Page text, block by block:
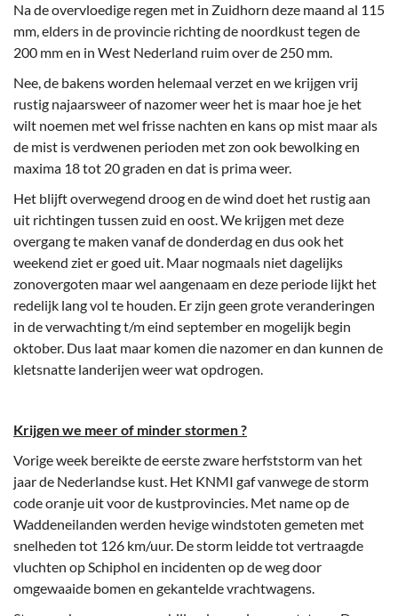
Na de overvloedige regen met in Zuidhorn deze maand al 115
mm, elders in de provincie richting de noordkust tegen de
200 mm en in West Nederland ruim over de 250 mm.
Nee, de bakens worden helemaal verzet en we krijgen vrij
rustig najaarsweer of nazomer weer het is maar hoe je het
wilt noemen met wel frisse nachten en kans op mist maar als
de mist is verdwenen perioden met zon ook bewolking en
maxima 18 tot 20 graden en dat is prima weer.
Het blijft overwegend droog en de wind doet het rustig aan
uit richtingen tussen zuid en oost. We krijgen met deze
overgang te maken vanaf de donderdag en dus ook het
weekend ziet er goed uit. Maar nogmaals niet dagelijks
zonovergoten maar wel aangenaam en deze periode lijkt het
redelijk lang vol te houden. Er zijn geen grote veranderingen
in de verwachting t/m eind september en mogelijk begin
oktober. Dus laat maar komen die nazomer en dan kunnen de
kletsnatte landerijen weer wat opdrogen.
Krijgen we meer of minder stormen ?
Vorige week bereikte de eerste zware herfststorm van het
jaar de Nederlandse kust. Het KNMI gaf vanwege de storm
code oranje uit voor de kustprovincies. Met name op de
Waddeneilanden werden hevige windstoten gemeten met
snelheden tot 126 km/uur. De storm leidde tot vertraagde
vluchten op Schiphol en incidenten op de weg door
omgewaaide bomen en gekantelde vrachtwagens.